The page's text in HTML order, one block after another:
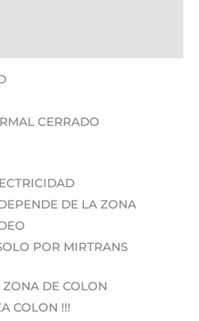
CERRADO
DE LA ZONA
POR MIRTRANS
DE COLON
COLON !!!